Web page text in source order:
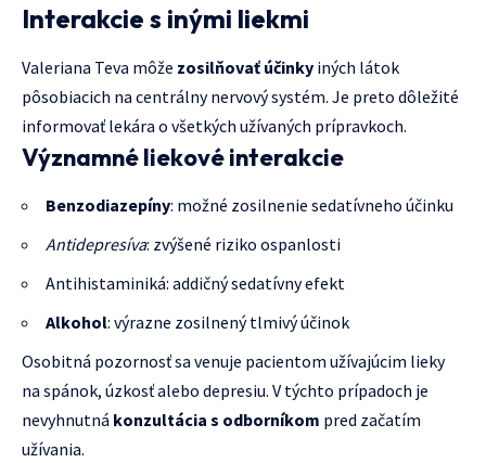
Interakcie s inými liekmi
Valeriana Teva môže zosilňovať účinky iných látok
pôsobiacich na centrálny nervový systém. Je preto dôležité
informovať lekára o všetkých užívaných prípravkoch.
Významné liekové interakcie
Benzodiazepíny: možné zosilnenie sedatívneho účinku
Antidepresíva: zvýšené riziko ospanlosti
Antihistaminiká: addičný sedatívny efekt
Alkohol: výrazne zosilnený tlmivý účinok
Osobitná pozornosť sa venuje pacientom užívajúcim lieky
na spánok, úzkosť alebo depresiu. V týchto prípadoch je
nevyhnutná konzultácia s odborníkom pred začatím
užívania.